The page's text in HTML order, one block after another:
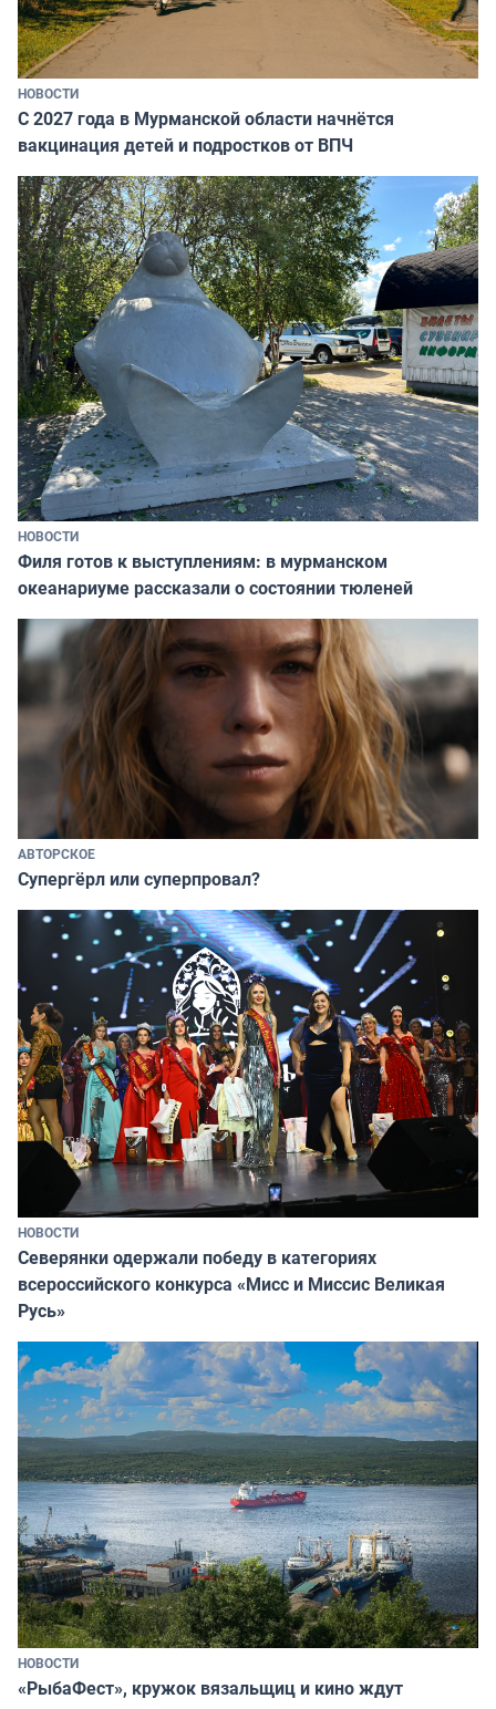
НОВОСТИ
С 2027 года в Мурманской области начнётся
вакцинация детей и подростков от ВПЧ
НОВОСТИ
Филя готов к выступлениям: в мурманском
океанариуме рассказали о состоянии тюленей
АВТОРСКОЕ
Супергёрл или суперпровал?
НОВОСТИ
Северянки одержали победу в категориях
всероссийского конкурса «Мисс и Миссис Великая
Русь»
НОВОСТИ
«РыбаФест», кружок вязальщиц и кино ждут